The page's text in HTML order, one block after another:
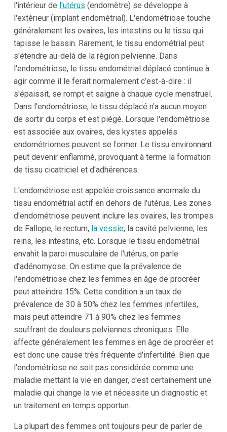
l'intérieur de l'utérus (endomètre) se développe à
l'extérieur (implant endométrial). L'endométriose touche
généralement les ovaires, les intestins ou le tissu qui
tapisse le bassin. Rarement, le tissu endométrial peut
s'étendre au-delà de la région pelvienne. Dans
l'endométriose, le tissu endométrial déplacé continue à
agir comme il le ferait normalement c’est-à-dire : il
s'épaissit, se rompt et saigne à chaque cycle menstruel.
Dans l'endométriose, le tissu déplacé n'a aucun moyen
de sortir du corps et est piégé. Lorsque l'endométriose
est associée aux ovaires, des kystes appelés
endométriomes peuvent se former. Le tissu environnant
peut devenir enflammé, provoquant à terme la formation
de tissu cicatriciel et d'adhérences.
L'endométriose est appelée croissance anormale du
tissu endométrial actif en dehors de l'utérus. Les zones
d'endométriose peuvent inclure les ovaires, les trompes
de Fallope, le rectum, la vessie, la cavité pelvienne, les
reins, les intestins, etc. Lorsque le tissu endométrial
envahit la paroi musculaire de l'utérus, on parle
d'adénomyose. On estime que la prévalence de
l'endométriose chez les femmes en âge de procréer
peut atteindre 15%. Cette condition a un taux de
prévalence de 30 à 50% chez les femmes infertiles,
mais peut atteindre 71 à 90% chez les femmes
souffrant de douleurs pelviennes chroniques. Elle
affecte généralement les femmes en âge de procréer et
est donc une cause très fréquente d'infertilité. Bien que
l'endométriose ne soit pas considérée comme une
maladie mettant la vie en danger, c'est certainement une
maladie qui change la vie et nécessite un diagnostic et
un traitement en temps opportun.
La plupart des femmes ont toujours peur de parler de